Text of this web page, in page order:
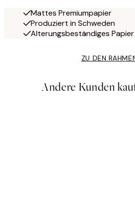
Mattes Premiumpapier
Produziert in Schweden
Alterungsbeständiges Papier
ZU DEN
Andere Kunden